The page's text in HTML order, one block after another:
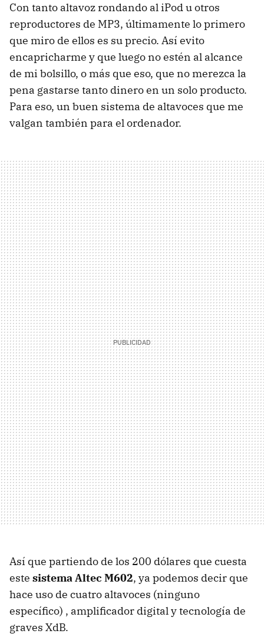
Con tanto altavoz rondando al iPod u otros
reproductores de MP3, últimamente lo primero
que miro de ellos es su precio. Así evito
encapricharme y que luego no estén al alcance
de mi bolsillo, o más que eso, que no merezca la
pena gastarse tanto dinero en un solo producto.
Para eso, un buen sistema de altavoces que me
valgan también para el ordenador.
Así que partiendo de los 200 dólares que cuesta
este sistema Altec M602, ya podemos decir que
hace uso de cuatro altavoces (ninguno
específico) , amplificador digital y tecnología de
graves XdB.